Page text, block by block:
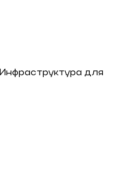
Инфраструктура для